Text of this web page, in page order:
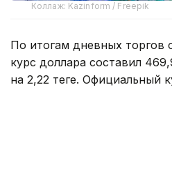
Коллаж: Kazinform / Freepik
По итогам дневных торгов
курс доллара составил
на 2,22 теңге. Официальный